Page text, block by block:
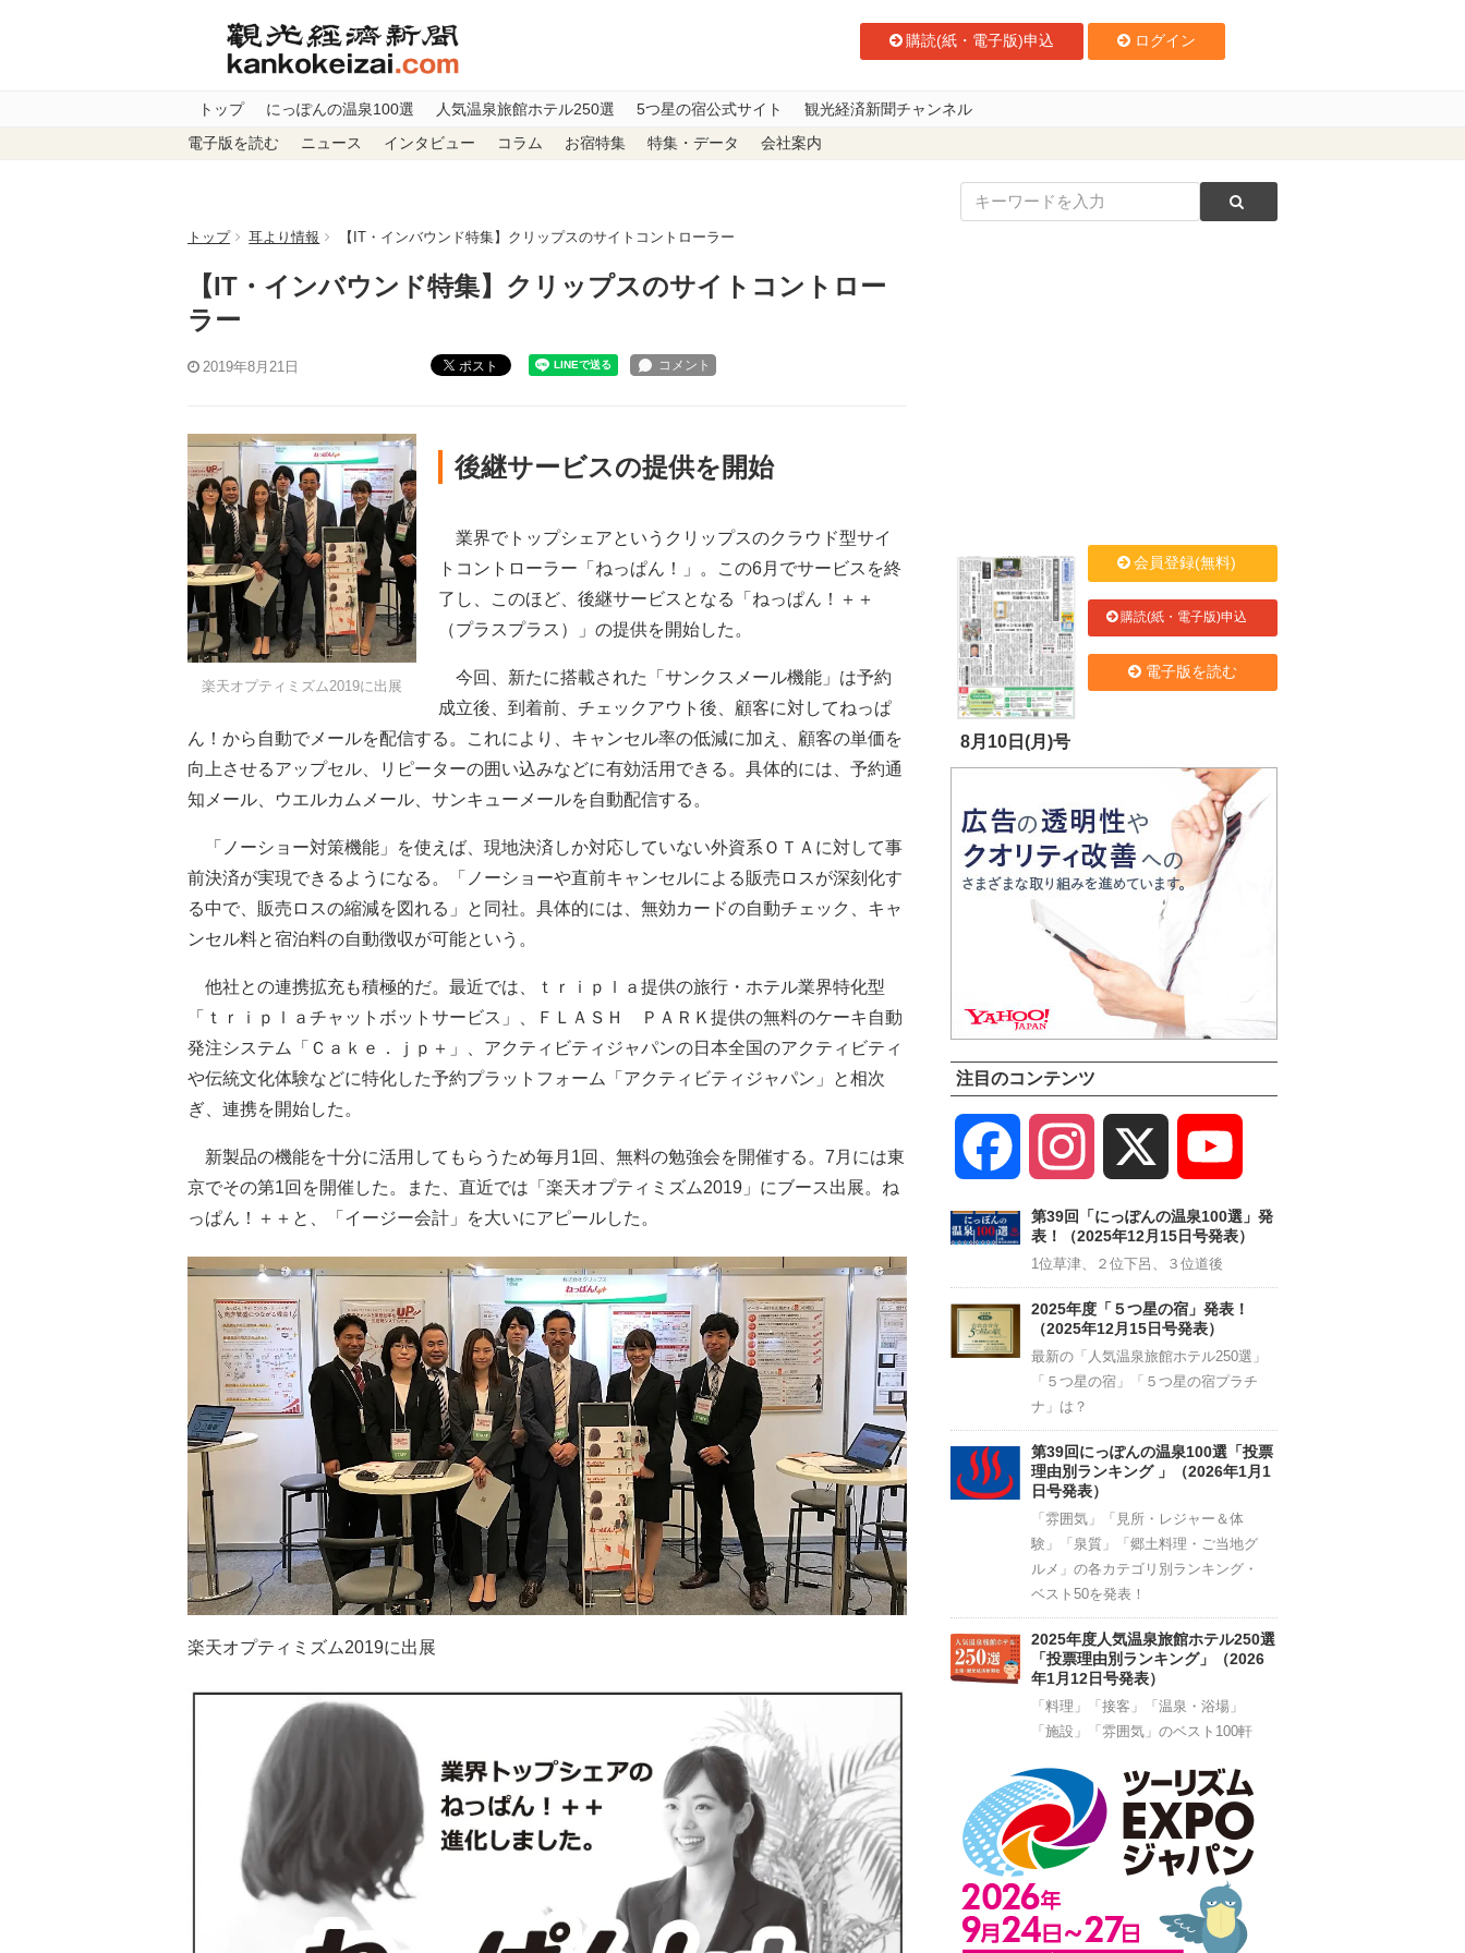
購読(紙・電子版)申込 ログイン
トップ にっぽんの温泉100選 人気温泉旅館ホテル250選 5つ星の宿公式サイト 観光経済新聞チャンネル
電子版を読む ニュース インタビュー コラム お宿特集 特集・データ 会社案内
トップ 耳より情報 【IT・インバウンド特集】クリップスのサイトコントローラー
【IT・インバウンド特集】クリップスのサイトコントロー
ラー
2019年8月21日 ポスト
楽天オプティミズム2019に出展
後継サービスの提供を開始
業界でトップシェアというクリップスのクラウド型サイ
トコントローラー「ねっぱん！」。この6月でサービスを終
了し、このほど、後継サービスとなる「ねっぱん！＋＋
（プラスプラス）」の提供を開始した。
今回、新たに搭載された「サンクスメール機能」は予約
成立後、到着前、チェックアウト後、顧客に対してねっぱ
ん！から自動でメールを配信する。これにより、キャンセル率の低減に加え、顧客の単価を
向上させるアップセル、リピーターの囲い込みなどに有効活用できる。具体的には、予約通
知メール、ウエルカムメール、サンキューメールを自動配信する。
「ノーショー対策機能」を使えば、現地決済しか対応していない外資系ＯＴＡに対して事
前決済が実現できるようになる。「ノーショーや直前キャンセルによる販売ロスが深刻化す
る中で、販売ロスの縮減を図れる」と同社。具体的には、無効カードの自動チェック、キャ
ンセル料と宿泊料の自動徴収が可能という。
他社との連携拡充も積極的だ。最近では、ｔｒｉｐｌａ提供の旅行・ホテル業界特化型
「ｔｒｉｐｌａチャットボットサービス」、ＦＬＡＳＨ ＰＡＲＫ提供の無料のケーキ自動
発注システム「Ｃａｋｅ．ｊｐ＋」、アクティビティジャパンの日本全国のアクティビティ
や伝統文化体験などに特化した予約プラットフォーム「アクティビティジャパン」と相次
ぎ、連携を開始した。
新製品の機能を十分に活用してもらうため毎月1回、無料の勉強会を開催する。7月には東
京でその第1回を開催した。また、直近では「楽天オプティミズム2019」にブース出展。ね
っぱん！＋＋と、「イージー会計」を大いにアピールした。
楽天オプティミズム2019に出展
8月10日(月)号
会員登録(無料)
購読(紙・電子版)申込
電子版を読む
注目のコンテンツ
Facebook Instagram
Channel
第39回「にっぽんの温泉100選」発
表！（2025年12月15日号発表）
1位草津、２位下呂、３位道後
2025年度「５つ星の宿」発表！
（2025年12月15日号発表）
最新の「人気温泉旅館ホテル250選」
「５つ星の宿」「５つ星の宿プラチ
ナ」は？
第39回にっぽんの温泉100選「投票
理由別ランキング 」（2026年1月1
日号発表）
「雰囲気」「見所・レジャー＆体
験」「泉質」「郷土料理・ご当地グ
ルメ」の各カテゴリ別ランキング・
ベスト50を発表！
2025年度人気温泉旅館ホテル250選
「投票理由別ランキング」（2026
年1月12日号発表）
「料理」「接客」「温泉・浴場」
「施設」「雰囲気」のベスト100軒